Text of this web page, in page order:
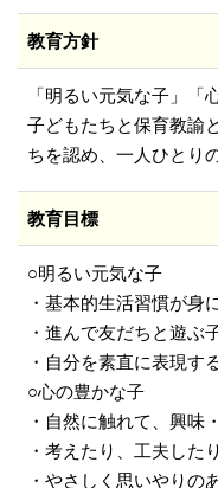
教育方針
「明るい元気な子」「
子どもたちと保育教諭
ちを認め、一人ひとり
教育目標
○明るい元気な子
・基本的生活習慣が身
・進んで友だちと遊ぶ
・自分を素直に表現す
○心の豊かな子
・自然に触れて、興味
・考えたり、工夫した
・やさしく思いやりの